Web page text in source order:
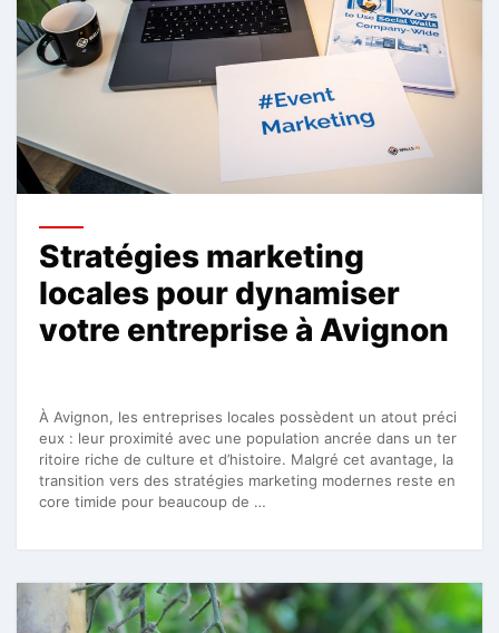
Stratégies marketing
locales pour dynamiser
votre entreprise à Avignon
À Avignon, les entreprises locales possèdent un atout préci
eux : leur proximité avec une population ancrée dans un ter
ritoire riche de culture et d’histoire. Malgré cet avantage, la
transition vers des stratégies marketing modernes reste en
core timide pour beaucoup de …